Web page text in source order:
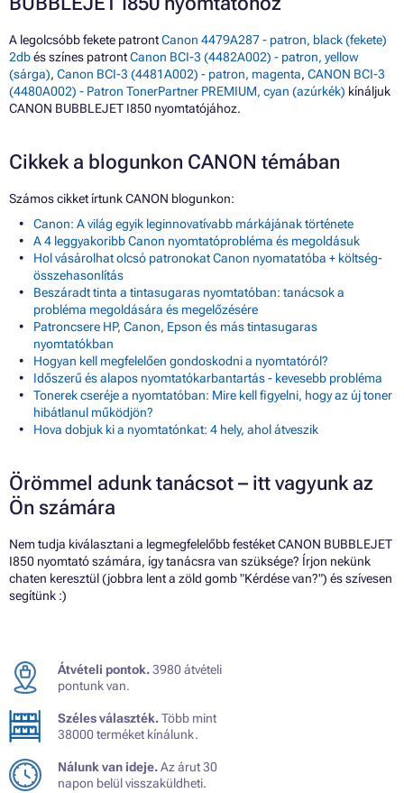
A legolcsóbb fekete patrontCanon 4479A287 - patron, black (fekete)
2dbés színes patrontCanon BCI-3 (4482A002) - patron, yellow
(sárga), Canon BCI-3 (4481A002) - patron, magenta, CANON BCI-3
(4480A002) - Patron TonerPartner PREMIUM, cyan (azúrkék) kínáljuk
CANON BUBBLEJET I850 nyomtatójához.
Cikkek a blogunkon CANON témában
Számos cikket írtunk CANON blogunkon:
Canon: A világ egyik leginnovatívabb márkájának története
A 4 leggyakoribb Canon nyomtatóprobléma és megoldásuk
Hol vásárolhat olcsó patronokat Canon nyomatatóba + költség-
összehasonlítás
Beszáradt tinta a tintasugaras nyomtatóban: tanácsok a
probléma megoldására és megelőzésére
Patroncsere HP, Canon, Epson és más tintasugaras
nyomtatókban
Hogyan kell megfelelően gondoskodni a nyomtatóról?
Időszerű és alapos nyomtatókarbantartás - kevesebb probléma
Tonerek cseréje a nyomtatóban: Mire kell figyelni, hogy az új toner
hibátlanul működjön?
Hova dobjuk ki a nyomtatónkat: 4 hely, ahol átveszik
Örömmel adunk tanácsot – itt vagyunk az
Ön számára
Nem tudja kiválasztani a legmegfelelőbb festéket CANON BUBBLEJET
I850 nyomtató számára, így tanácsra van szüksége? Írjon nekünk
chaten keresztül (jobbra lent a zöld gomb "Kérdése van?") és szívesen
segítünk :)
Átvételi pontok.3980 átvételi
pontunk van.
Széles választék.Több mint
38000 terméket kínálunk.
Nálunk van ideje.Az árut 30
napon belül visszaküldheti.